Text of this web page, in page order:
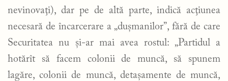
nevinovaţi), dar pe de altă parte, indică acţiunea
necesară de încarcerare a „duşmanilor”, fără de care
Securitatea nu şi-ar mai avea rostul: „Partidul a
hotărît să facem colonii de muncă, să spunem
lagăre, colonii de muncă, detaşamente de muncă,